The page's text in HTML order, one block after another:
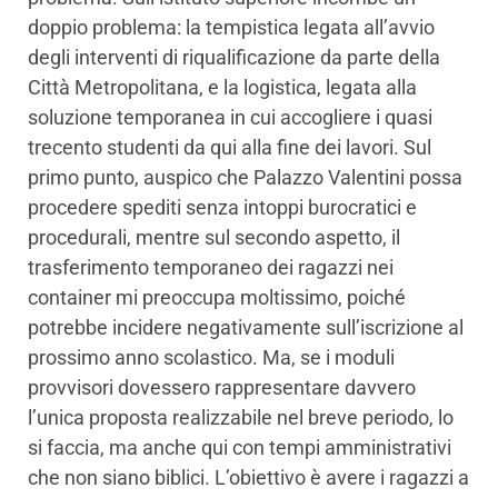
doppio problema: la tempistica legata all’avvio
degli interventi di riqualificazione da parte della
Città Metropolitana, e la logistica, legata alla
soluzione temporanea in cui accogliere i quasi
trecento studenti da qui alla fine dei lavori. Sul
primo punto, auspico che Palazzo Valentini possa
procedere spediti senza intoppi burocratici e
procedurali, mentre sul secondo aspetto, il
trasferimento temporaneo dei ragazzi nei
container mi preoccupa moltissimo, poiché
potrebbe incidere negativamente sull’iscrizione al
prossimo anno scolastico. Ma, se i moduli
provvisori dovessero rappresentare davvero
l’unica proposta realizzabile nel breve periodo, lo
si faccia, ma anche qui con tempi amministrativi
che non siano biblici. L’obiettivo è avere i ragazzi a